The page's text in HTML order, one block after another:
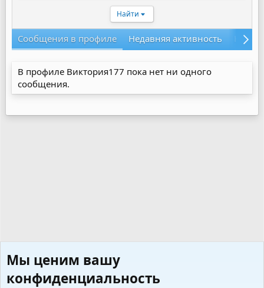
Найти
Сообщения в профиле Недавняя активность
В профиле Виктория177 пока нет ни одного
сообщения.
Мы ценим вашу
конфиденциальность